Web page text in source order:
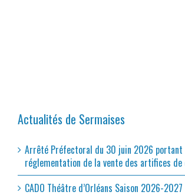
Actualités de Sermaises
Arrêté Préfectoral du 30 juin 2026 portant
réglementation de la vente des artifices
CADO Théâtre d’Orléans Saison 2026-2027